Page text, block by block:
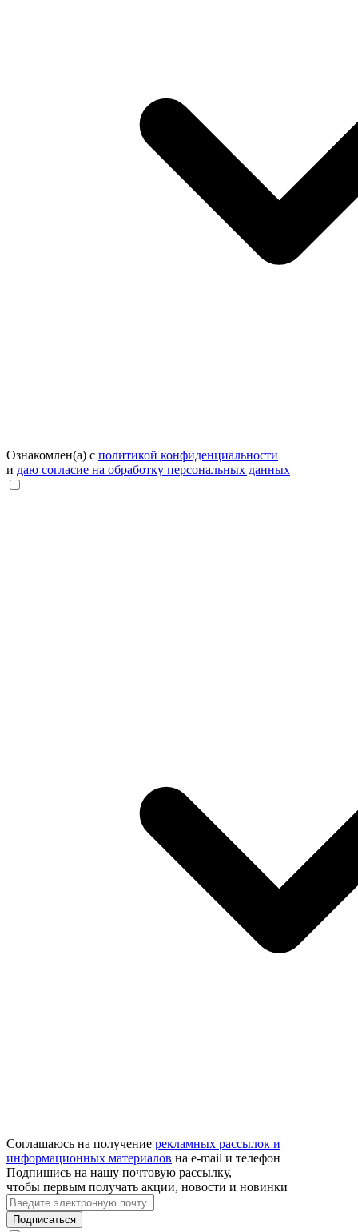
Ознакомлен(а) с политикой конфиденциальности
и даю согласие на обработку персональных данных
Соглашаюсь на получение рекламных рассылок и
информационных материалов на e‑mail и телефон
Подпишись на нашу почтовую рассылку,
чтобы первым получать акции, новости и новинки
Подписаться